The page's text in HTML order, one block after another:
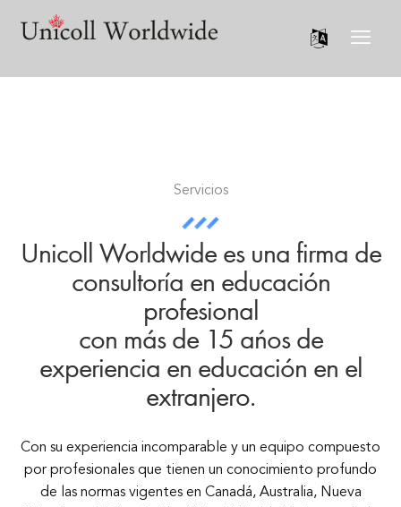
Servicios
Unicoll Worldwide es una firma de
consultoría en educación
profesional
con más de 15 años de
experiencia en educación en el
extranjero.
Con su experiencia incomparable y un equipo compuesto
por profesionales que tienen un conocimiento profundo
de las normas vigentes en Canadá, Australia, Nueva